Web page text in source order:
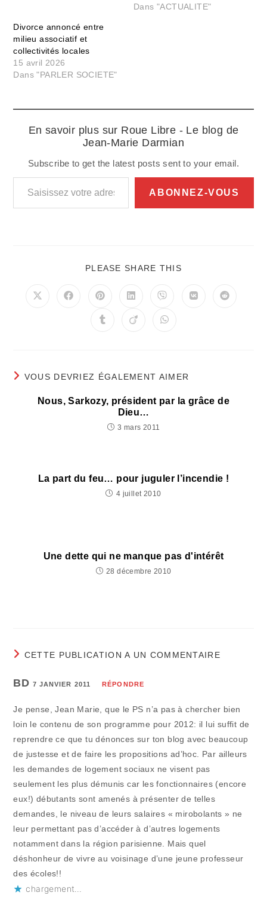
Dans "ACTUALITE"
Divorce annoncé entre
milieu associatif et
collectivités locales
15 avril 2026
Dans "PARLER SOCIETE"
En savoir plus sur Roue Libre - Le blog de
Jean-Marie Darmian
Subscribe to get the latest posts sent to your email.
Saisissez votre adresse e-mail…
ABONNEZ-VOUS
PLEASE SHARE THIS
Ouvrir
Ouvrir
Ouvrir
une
autre
Ouvrir
une
autre
Ouvrir
une
autre
Ouvrir
Ouvrir
Ouvrir
Ouvrir
Ouvrir
VOUS DEVRIEZ ÉGALEMENT AIMER
Nous, Sarkozy, président par la grâce de
Dieu…
3 mars 2011
La part du feu… pour juguler l’incendie !
4 juillet 2010
Une dette qui ne manque pas d'intérêt
28 décembre 2010
CETTE PUBLICATION A UN COMMENTAIRE
BD 7 JANVIER 2011 RÉPONDRE
Je pense, Jean Marie, que le PS n’a pas à chercher bien
loin le contenu de son programme pour 2012: il lui suffit de
reprendre ce que tu dénonces sur ton blog avec beaucoup
de justesse et de faire les propositions ad’hoc. Par ailleurs
les demandes de logement sociaux ne visent pas
seulement les plus démunis car les fonctionnaires (encore
eux!) débutants sont amenés à présenter de telles
demandes, le niveau de leurs salaires « mirobolants » ne
leur permettant pas d’accéder à d’autres logements
notamment dans la région parisienne. Mais quel
déshonheur de vivre au voisinage d’une jeune professeur
des écoles!!
chargement…